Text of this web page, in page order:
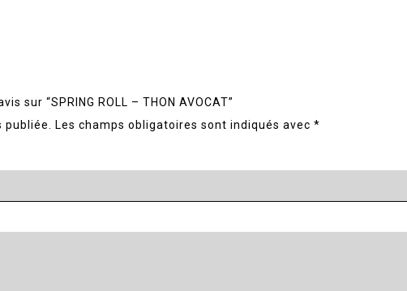
sur “SPRING ROLL – THON AVOCAT”
Les champs obligatoires sont indiqués avec *